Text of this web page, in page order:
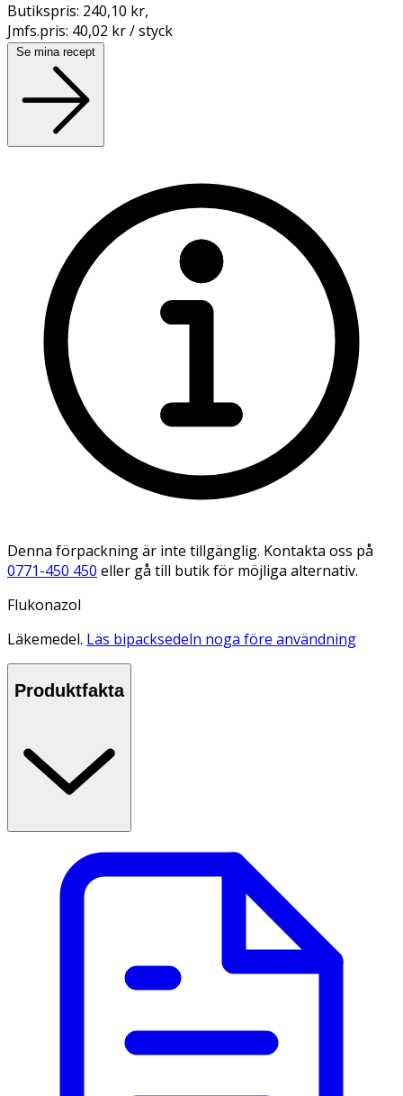
Butikspris: 240,10 kr,
Jmfs.pris: 40,02 kr / styck
Se mina recept
Denna förpackning är inte tillgänglig. Kontakta oss på
0771-450 450 eller gå till butik för möjliga alternativ.
Flukonazol
Läkemedel. Läs bipacksedeln noga före användning
Produktfakta